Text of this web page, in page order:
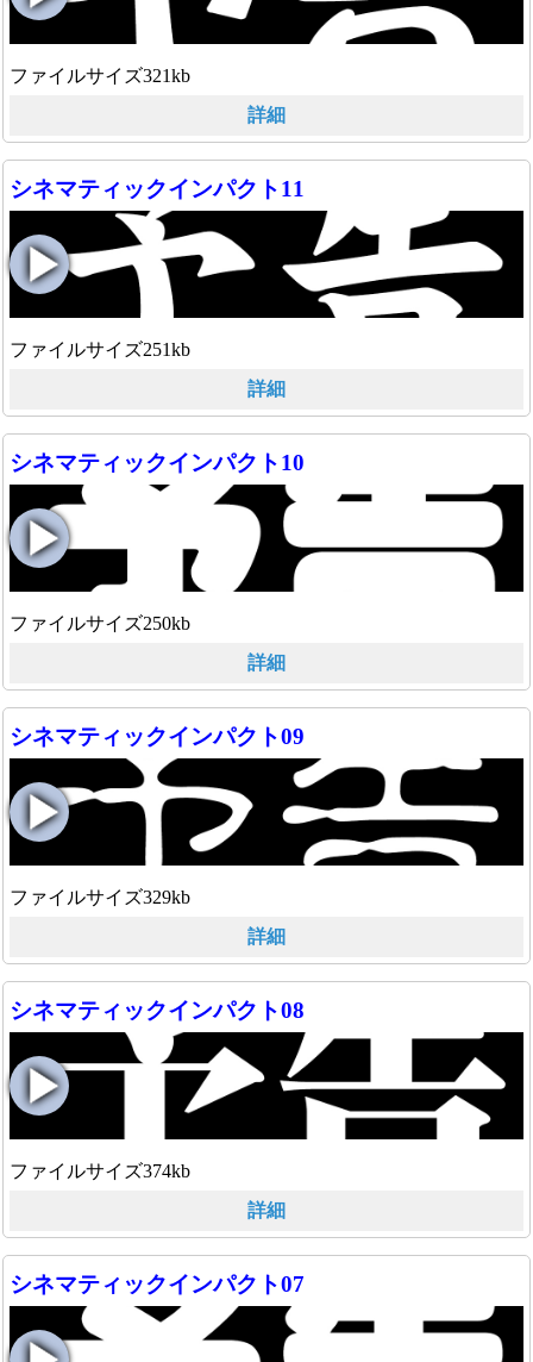
ファイルサイズ321kb
詳細
シネマティックインパクト11
ファイルサイズ251kb
詳細
シネマティックインパクト10
ファイルサイズ250kb
詳細
シネマティックインパクト09
ファイルサイズ329kb
詳細
シネマティックインパクト08
ファイルサイズ374kb
詳細
シネマティックインパクト07